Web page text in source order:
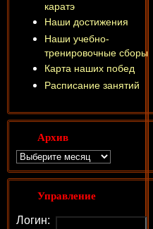
каратэ
Наши достижения
Наши учебно-
тренировочные сборы
Карта наших побед
Расписание занятий
Архив
Управление
Логин: